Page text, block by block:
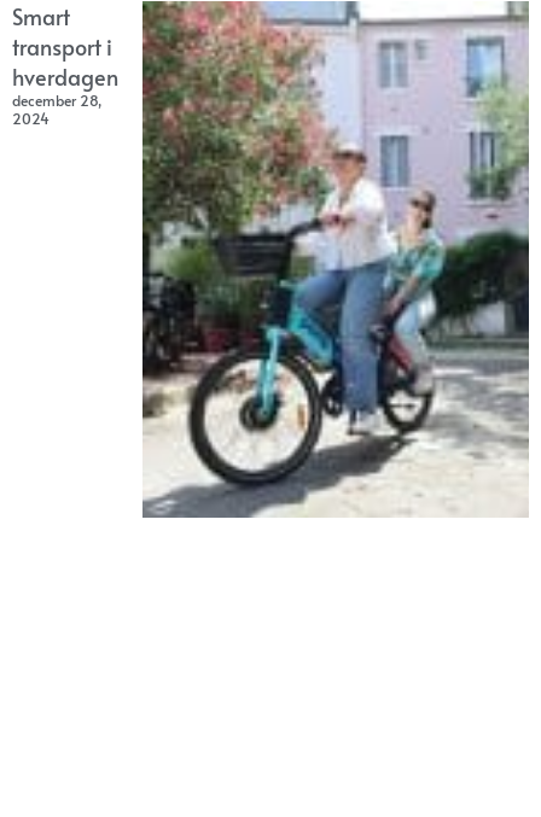
Smart
transport i
hverdagen
december 28,
2024